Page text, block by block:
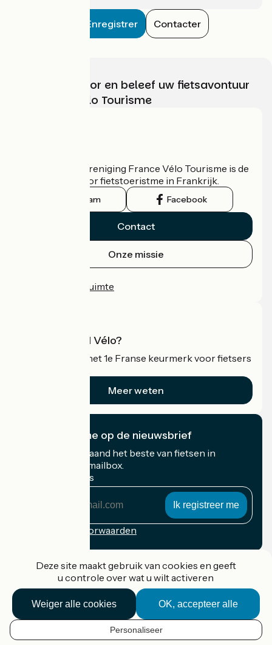
NL
Enregistrer Contacter
Kies, bereid voor en beleef uw fietsavontuur
met France Vélo Tourisme
De nationale vereniging France Vélo Tourisme is de
officiële gids voor fietstoeristme in Frankrijk.
Instagram Facebook
Contact
Onze missie
Professionele ruimte
Wat is Accueil Vélo?
Accueil Vélo is het 1e Franse keurmerk voor fietsers
Meer weten
Ik abonneer me op de nieuwsbrief
Ontvang elke maand het beste van fietsen in
Frankrijk in uw mailbox.
Mijn e-mailadres
Inschrijvingsvoorwaarden
Accueil Vélo Pro
Contact
Wettelijke informatie
Deze site maakt gebruik van cookies en geeft
u controle over wat u wilt activeren
OK, accepteer alle
Weiger alle cookies
Personaliseer